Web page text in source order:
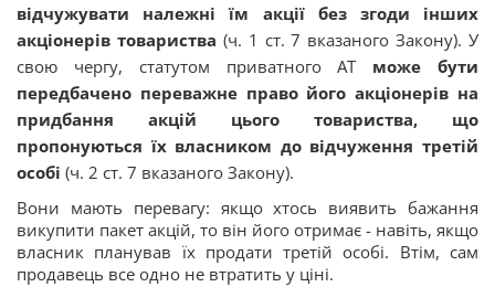
відчужувати належні їм акції без згоди інших
акціонерів товариства (ч. 1 ст. 7 вказаного Закону). У
свою чергу, статутом приватного АТ може бути
передбачено переважне право його акціонерів на
придбання акцій цього товариства, що
пропонуються їх власником до відчуження третій
особі (ч. 2 ст. 7 вказаного Закону).
Вони мають перевагу: якщо хтось виявить бажання
викупити пакет акцій, то він його отримає - навіть, якщо
власник планував їх продати третій особі. Втім, сам
продавець все одно не втратить у ціні.